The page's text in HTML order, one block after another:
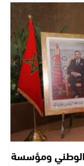
الوطني ومؤسسة